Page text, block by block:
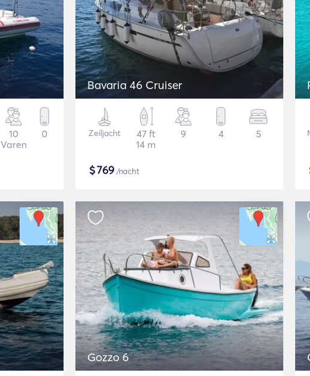
10
Varen
0
Bavaria 46 Cruiser
Zeiljacht
47 ft
14 m
9 4 5
$769/nacht
Gozzo 6